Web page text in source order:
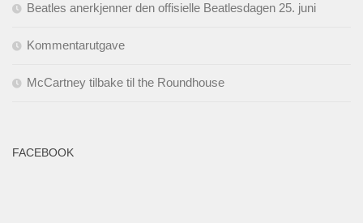
Beatles anerkjenner den offisielle Beatlesdagen 25. juni
Kommentarutgave
McCartney tilbake til the Roundhouse
FACEBOOK